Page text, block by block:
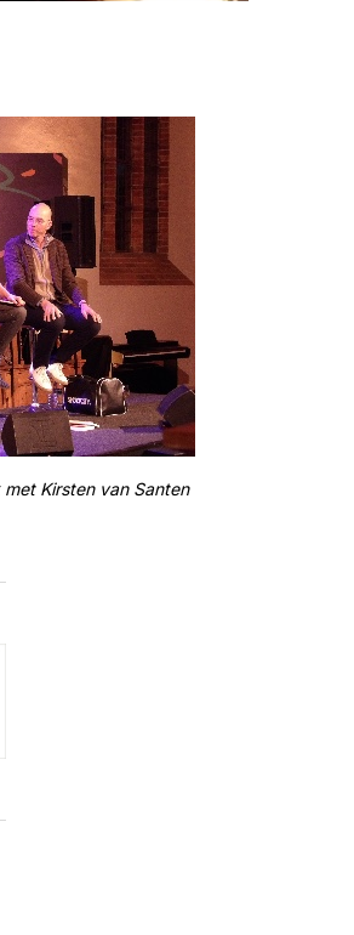
Kirsten van Santen